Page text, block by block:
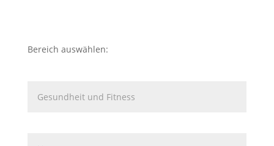
Bereich auswählen: